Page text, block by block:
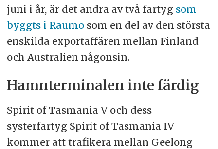
juni i år, är det andra av två fartyg som
byggts i Raumo som en del av den största
enskilda exportaffären mellan Finland
och Australien någonsin.
Hamnterminalen inte färdig
Spirit of Tasmania V och dess
systerfartyg Spirit of Tasmania IV
kommer att trafikera mellan Geelong